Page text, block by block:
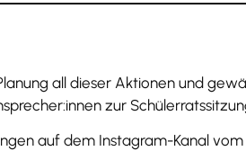
all dieser Aktionen und
zur
auf dem Instagram-Kanal